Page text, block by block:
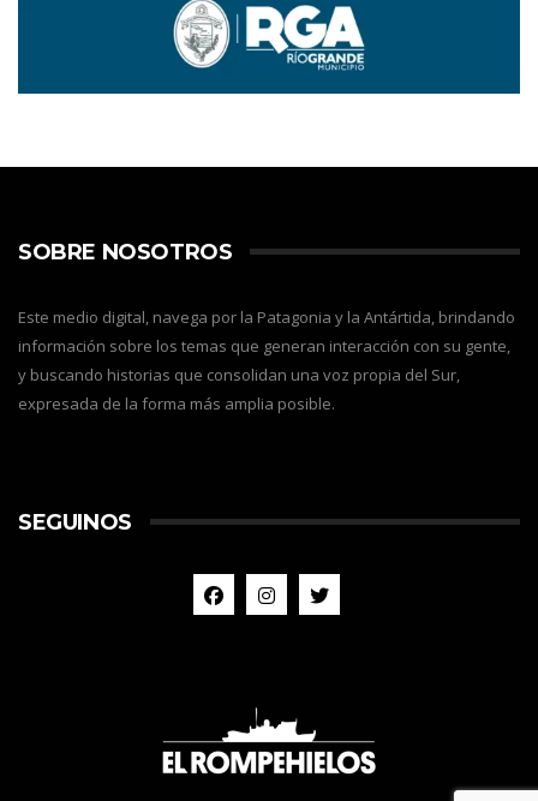
SOBRE NOSOTROS
Este medio digital, navega por la Patagonia y la Antártida, brindando
información sobre los temas que generan interacción con su gente,
y buscando historias que consolidan una voz propia del Sur,
expresada de la forma más amplia posible.
SEGUINOS